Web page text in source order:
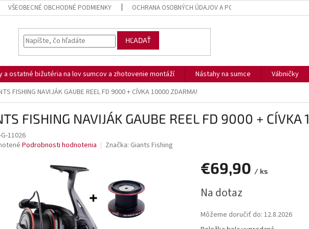
VŠEOBECNÉ OBCHODNÉ PODMIENKY OCHRANA OSOBNÝCH ÚDAJOV A POUČENIE O COOKIES
HĽADAŤ
a ostatné bižutéria na lov sumcov a zhotovenie montáží Nástahy na sumce Vábničky
FISHING NAVIJÁK GAUBE REEL FD 9000 + CÍVKA 10000 ZDARMA!
FISHING NAVIJÁK GAUBE REEL FD 9000 +
11026
Podrobnosti hodnotenia Značka: Giants Fishing
€69,90 / ks
cena:
Na dotaz
Môžeme doručiť do: 12.8.2026